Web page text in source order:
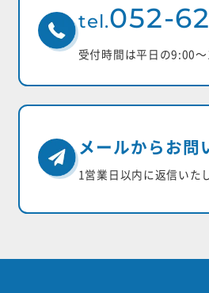
tel.052-
受付時間は平日の9:00
メールからお問
1営業日以内に返信いた